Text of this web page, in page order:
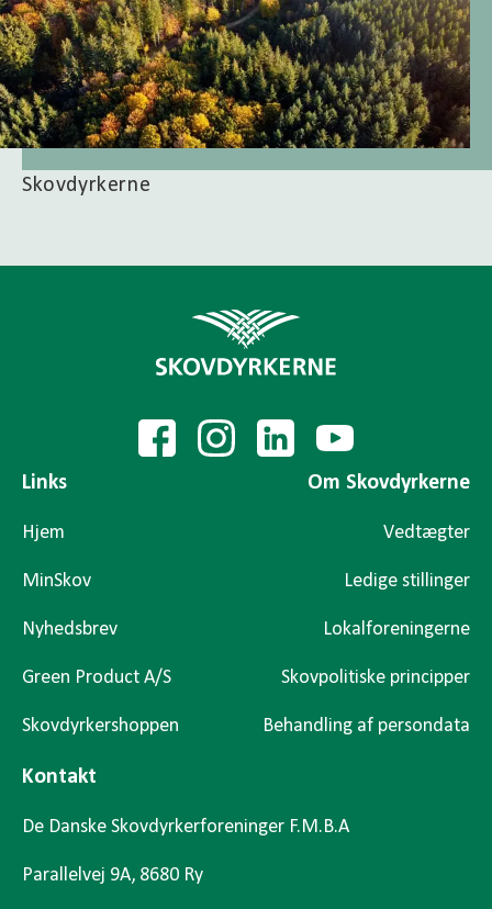
Skovdyrkerne
Links
Hjem
MinSkov
Nyhedsbrev
Green Product A/S
Skovdyrkershoppen
Om Skovdyrkerne
Vedtægter
Ledige stillinger
Lokalforeningerne
Skovpolitiske principper
Behandling af persondata
Kontakt
De Danske Skovdyrkerforeninger F.M.B.A
Parallelvej 9A, 8680 Ry